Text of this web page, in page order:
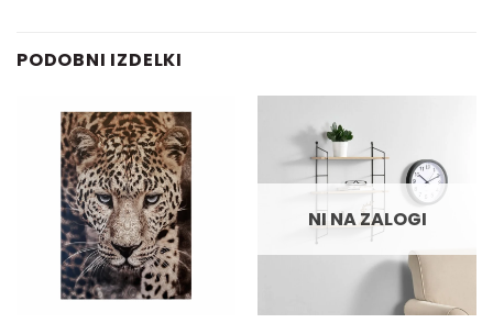
PODOBNI IZDELKI
NI NA ZALOGI